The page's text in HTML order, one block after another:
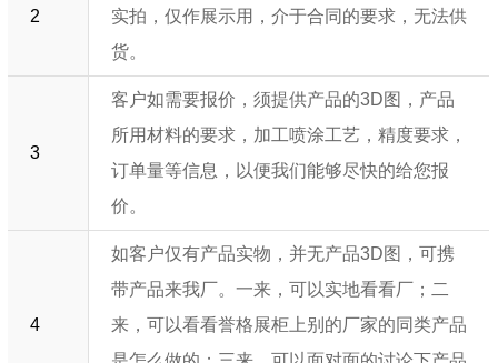
2
实拍，仅作展示用，介于合同的要求，无法供
货。
3
客户如需要报价，须提供产品的3D图，产品
所用材料的要求，加工喷涂工艺，精度要求，
订单量等信息，以便我们能够尽快的给您报
价。
4
如客户仅有产品实物，并无产品3D图，可携
带产品来我厂。一来，可以实地看看厂；二
来，可以看看誉格展柜上别的厂家的同类产品